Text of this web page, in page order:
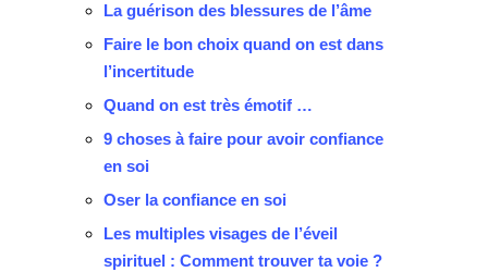
La guérison des blessures de l’âme
Faire le bon choix quand on est dans
l’incertitude
Quand on est très émotif …
9 choses à faire pour avoir confiance
en soi
Oser la confiance en soi
Les multiples visages de l’éveil
spirituel : Comment trouver ta voie ?